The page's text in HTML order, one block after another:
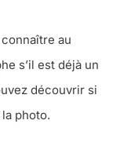
au
s’il est déjà un
découvrir si
photo.